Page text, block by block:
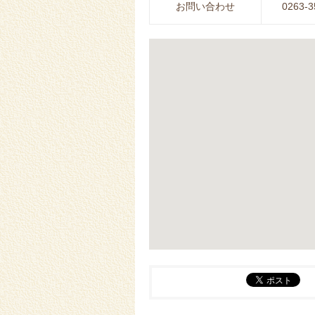
お問い合わせ 0263-